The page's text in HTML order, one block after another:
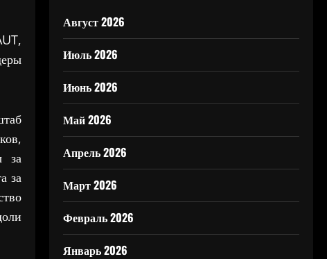
за
за
Август 2026
Июль 2026
Июнь 2026
Май 2026
Апрель 2026
Март 2026
Февраль 2026
Январь 2026